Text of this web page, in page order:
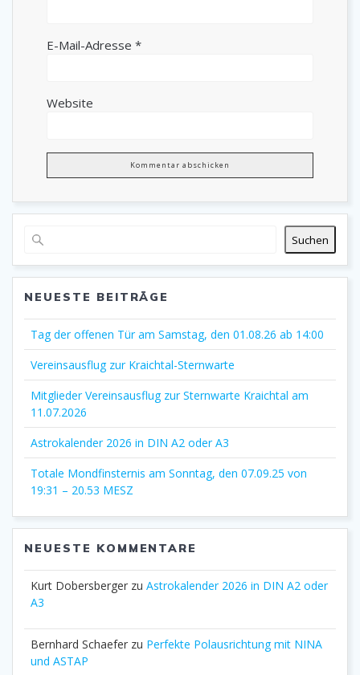
E-Mail-Adresse *
Website
Suchen
NEUESTE BEITRÄGE
Tag der offenen Tür am Samstag, den 01.08.26 ab 14:00
Vereinsausflug zur Kraichtal-Sternwarte
Mitglieder Vereinsausflug zur Sternwarte Kraichtal am
11.07.2026
Astrokalender 2026 in DIN A2 oder A3
Totale Mondfinsternis am Sonntag, den 07.09.25 von
19:31 – 20.53 MESZ
NEUESTE KOMMENTARE
Kurt Dobersberger zu Astrokalender 2026 in DIN A2 oder
A3
Bernhard Schaefer zu Perfekte Polausrichtung mit NINA
und ASTAP